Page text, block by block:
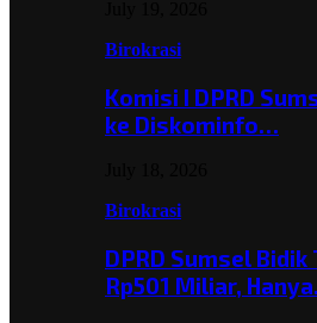
Birokrasi
Komisi I DPRD
ke Diskominfo…
Birokrasi
DPRD Sumsel Bidik
Rp501 Miliar,